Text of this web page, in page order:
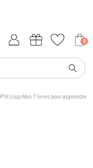
0
Loup Mes 7 livres pour apprendre